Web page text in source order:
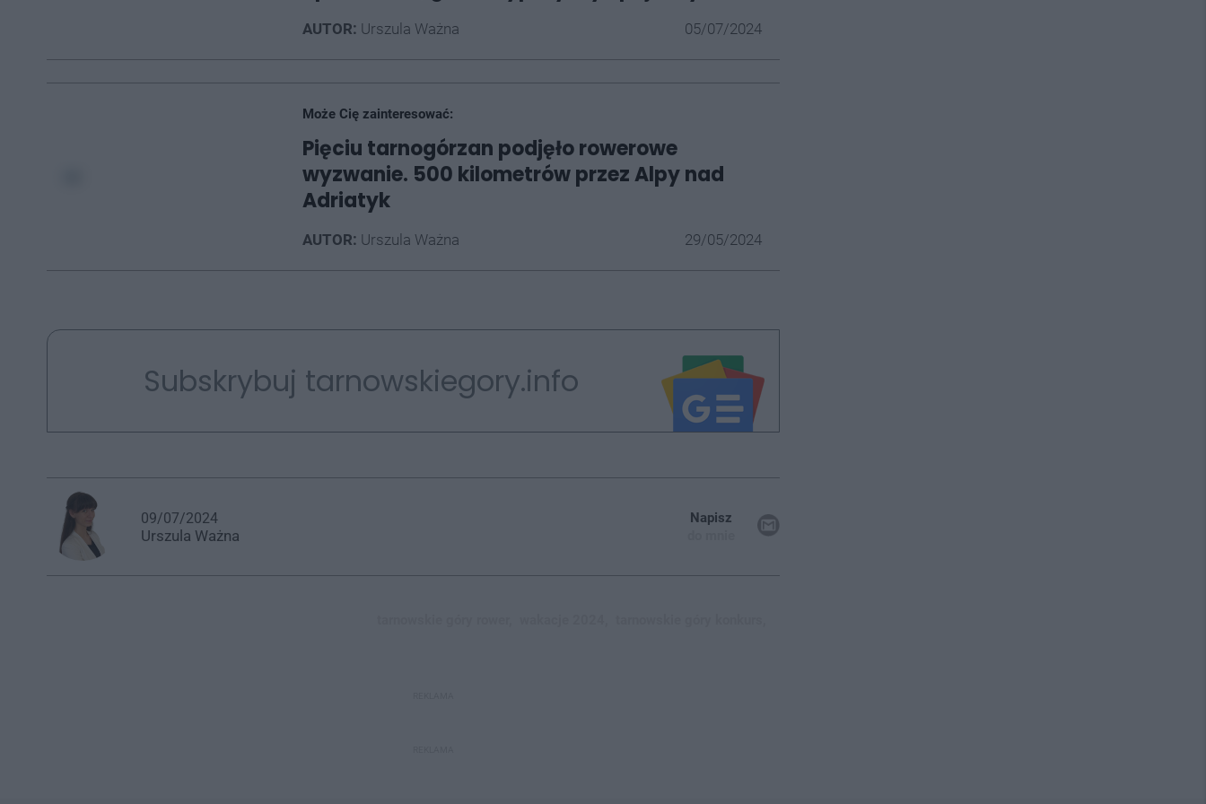
AUTOR: Urszula Ważna 05/07/2024
Może Cię zainteresować:
Pięciu tarnogórzan podjęło rowerowe
wyzwanie. 500 kilometrów przez Alpy nad
Adriatyk
AUTOR: Urszula Ważna 29/05/2024
Subskrybuj tarnowskiegory.info
09/07/2024
Urszula Ważna
Napisz